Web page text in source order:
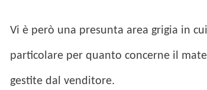
Vi è però una presunta area grigia in
particolare per quanto concerne il
gestite dal venditore.